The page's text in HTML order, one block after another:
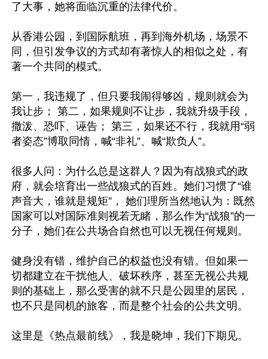
了大事，她将面临沉重的法律代价。
从香港公园，到国际航班，再到海外机场，场景不
同，但引发争议的方式却有著惊人的相似之处，有
著一个共同的模式。
第一，我违规了，但只要我闹得够凶，规则就会为
我让步； 第二，如果规则不让步，我就升级手段，
撒泼、恐吓、诬告； 第三，如果还不行，我就用“弱
者姿态”博取同情，喊“非礼”、喊“欺负人”。
很多人问：为什么总是这群人？因为有战狼式的政
府，就会培育出一些战狼式的百姓。她们习惯了“谁
声音大，谁就是规矩”， 她们理所当然地认为：既然
国家可以对国际准则视若无睹，那么作为“战狼”的一
分子，她们在公共场合自然也可以无视任何规则。
健身没有错，维护自己的权益也没有错。但如果一
切都建立在干扰他人、破坏秩序，甚至无视公共规
则的基础上，那么受害的就不只是公园里的居民，
也不只是同机的旅客，而是整个社会的公共文明。
这里是《热点最前线》，我是晓坤，我们下期见。